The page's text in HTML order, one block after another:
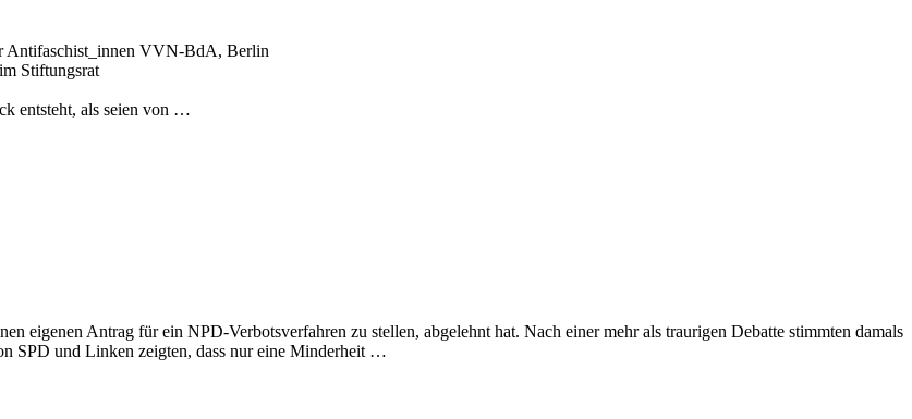
Antifaschist_innen VVN-BdA, Berlin
Stiftungsrat
entsteht, als seien von …
eigenen Antrag für ein NPD-Verbotsverfahren zu stellen, abgelehnt hat. Nach einer mehr als traurigen Debatte stimmten damals
SPD und Linken zeigten, dass nur eine Minderheit …